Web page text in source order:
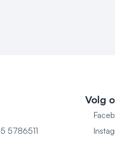
5786511
Volg